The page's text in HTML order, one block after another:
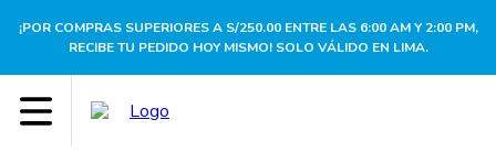
¡POR COMPRAS SUPERIORES A S/250.00 ENTRE LAS 6:00 AM Y 2:00 PM,
RECIBE TU PEDIDO HOY MISMO! SOLO VÁLIDO EN LIMA.